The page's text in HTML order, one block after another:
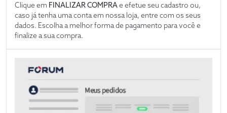
Clique em FINALIZAR COMPRAe efetue seu cadastro ou,
caso já tenha uma conta em nossa loja, entre com os seus
dados. Escolha a melhor forma de pagamento para você e
finalize a sua compra.